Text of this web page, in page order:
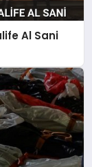
Al Sani